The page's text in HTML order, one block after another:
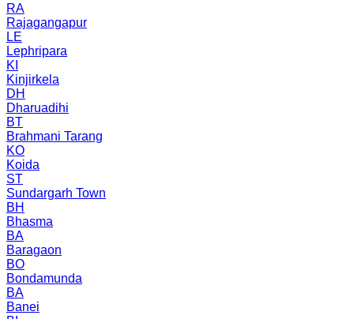
RA
Rajagangapur
LE
Lephripara
KI
Kinjirkela
DH
Dharuadihi
BT
Brahmani Tarang
KO
Koida
ST
Sundargarh Town
BH
Bhasma
BA
Baragaon
BO
Bondamunda
BA
Banei